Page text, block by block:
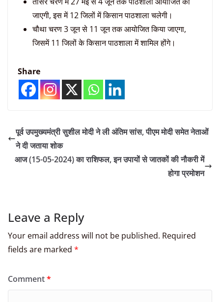
जाएगी, इस में 12 जिलों में किसान पाठशाला चलेगी।
चौथा चरण 3 जून से 11 जून तक आयोजित किया जाएगा,
जिसमें 11 जिलों के किसान पाठशाला में शामिल होंगे।
Share
पूर्व उपमुख्यमंत्री सुशील मोदी ने ली अंतिम सांस, पीएम मोदी समेत नेताओं
ने दी जताया शोक
आज (15-05-2024) का राशिफल, इन उपायों से जातकों की नौकरी में
होगा प्रमोशन
Leave a Reply
Your email address will not be published. Required
fields are marked *
Comment*